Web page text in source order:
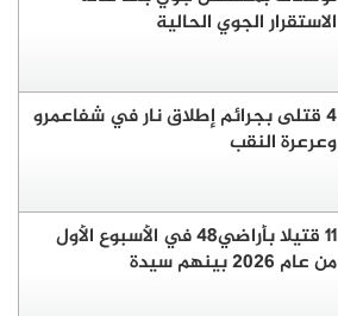
الاستقرار الجوي الحالية
4 قتلى بجرائم إطلاق نار في شفاعمرو
وعرعرة النقب
11 قتيلا بأراضي48 في الأسبوع الأول
من عام 2026 بينهم سيدة